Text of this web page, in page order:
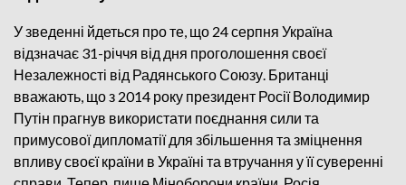
У зведенні йдеться про те, що 24 серпня Україна
відзначає 31-річчя від дня проголошення своєї
Незалежності від Радянського Союзу. Британці
вважають, що з 2014 року президент Росії Володимир
Путін прагнув використати поєднання сили та
примусової дипломатії для збільшення та зміцнення
впливу своєї країни в Україні та втручання у її суверенні